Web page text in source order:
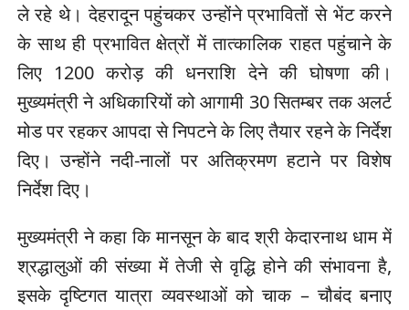
ले रहे थे। देहरादून पहुंचकर उन्होंने प्रभावितों से भेंट करने
के साथ ही प्रभावित क्षेत्रों में तात्कालिक राहत पहुंचाने के
लिए 1200 करोड़ की धनराशि देने की घोषणा की।
मुख्यमंत्री ने अधिकारियों को आगामी 30 सितम्बर तक अलर्ट
मोड पर रहकर आपदा से निपटने के लिए तैयार रहने के निर्देश
दिए। उन्होंने नदी-नालों पर अतिक्रमण हटाने पर विशेष
निर्देश दिए।
मुख्यमंत्री ने कहा कि मानसून के बाद श्री केदारनाथ धाम में
श्रद्धालुओं की संख्या में तेजी से वृद्धि होने की संभावना है,
इसके दृष्टिगत यात्रा व्यवस्थाओं को चाक – चौबंद बनाए